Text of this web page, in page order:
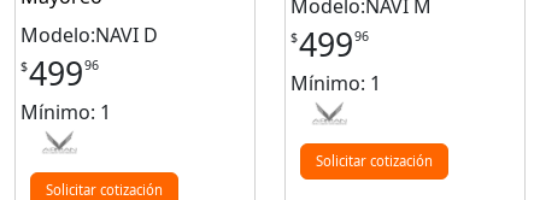
Modelo:NAVI D
$49996
Mínimo: 1
Solicitar cotización
Modelo:NAVI M
$49996
Mínimo: 1
Solicitar cotización